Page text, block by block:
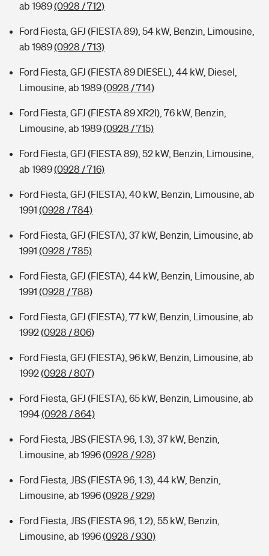
ab 1989(0928 / 712)
Ford Fiesta, GFJ (FIESTA 89), 54 kW, Benzin, Limousine,
ab 1989(0928 / 713)
Ford Fiesta, GFJ (FIESTA 89 DIESEL), 44 kW, Diesel,
Limousine, ab 1989(0928 / 714)
Ford Fiesta, GFJ (FIESTA 89 XR2I), 76 kW, Benzin,
Limousine, ab 1989(0928 / 715)
Ford Fiesta, GFJ (FIESTA 89), 52 kW, Benzin, Limousine,
ab 1989(0928 / 716)
Ford Fiesta, GFJ (FIESTA), 40 kW, Benzin, Limousine, ab
1991 (0928 / 784)
Ford Fiesta, GFJ (FIESTA), 37 kW, Benzin, Limousine, ab
1991 (0928 / 785)
Ford Fiesta, GFJ (FIESTA), 44 kW, Benzin, Limousine, ab
1991 (0928 / 788)
Ford Fiesta, GFJ (FIESTA), 77 kW, Benzin, Limousine, ab
1992(0928 / 806)
Ford Fiesta, GFJ (FIESTA), 96 kW, Benzin, Limousine, ab
1992(0928 / 807)
Ford Fiesta, GFJ (FIESTA), 65 kW, Benzin, Limousine, ab
1994(0928 / 864)
Ford Fiesta, JBS (FIESTA 96, 1.3), 37 kW, Benzin,
Limousine, ab 1996(0928 / 928)
Ford Fiesta, JBS (FIESTA 96, 1.3), 44 kW, Benzin,
Limousine, ab 1996(0928 / 929)
Ford Fiesta, JBS (FIESTA 96, 1.2), 55 kW, Benzin,
Limousine, ab 1996(0928 / 930)